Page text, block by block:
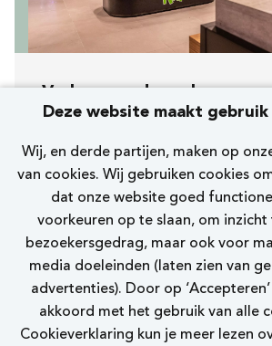
Deze website maakt gebruik
Wij, en derde partijen, maken op
van cookies. Wij gebruiken cookies
dat onze website goed
voorkeuren op te slaan, om inzicht
bezoekersgedrag, maar ook voor
media doeleinden (laten zien van
advertenties). Door op
akkoord met het gebruik van alle
Cookieverklaring kun je meer lezen
Verkoopmedewerker
Skechers
15 - 24 uur
Bekijk vacature